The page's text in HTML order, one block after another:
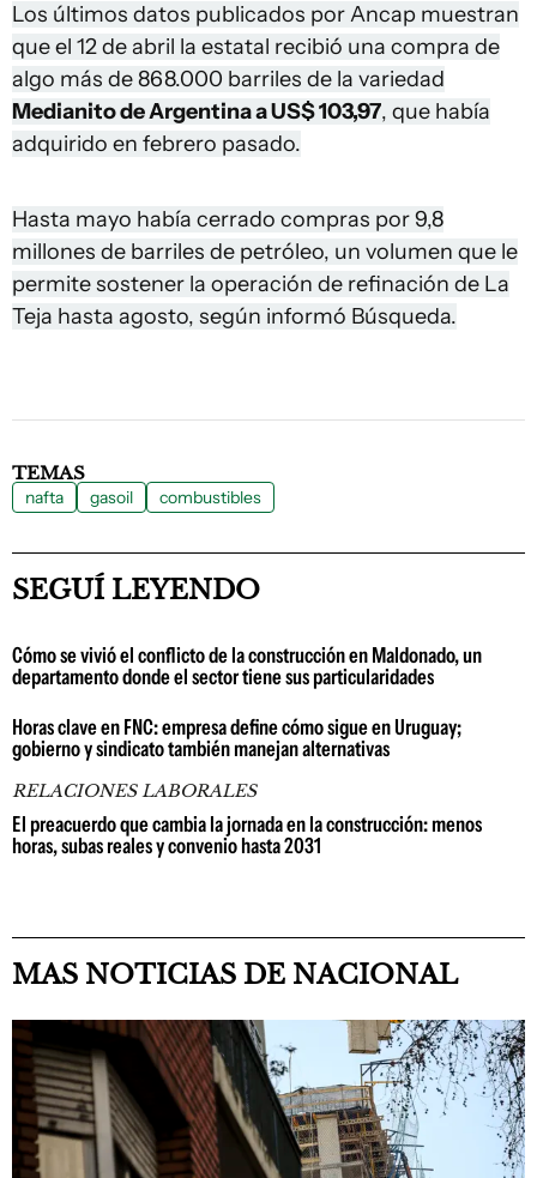
Los últimos datos publicados por Ancap muestran
que el 12 de abril la estatal recibió una compra de
algo más de 868.000 barriles de la variedad
Medianito de Argentina a US$ 103,97, que había
adquirido en febrero pasado.
Hasta mayo había cerrado compras por 9,8
millones de barriles de petróleo, un volumen que le
permite sostener la operación de refinación de La
Teja hasta agosto, según informó Búsqueda.
TEMAS
nafta gasoil combustibles
SEGUÍ LEYENDO
Cómo se vivió el conflicto de la construcción en Maldonado, un
departamento donde el sector tiene sus particularidades
Horas clave en FNC: empresa define cómo sigue en Uruguay;
gobierno y sindicato también manejan alternativas
RELACIONES LABORALES
El preacuerdo que cambia la jornada en la construcción: menos
horas, subas reales y convenio hasta 2031
MAS NOTICIAS DE NACIONAL